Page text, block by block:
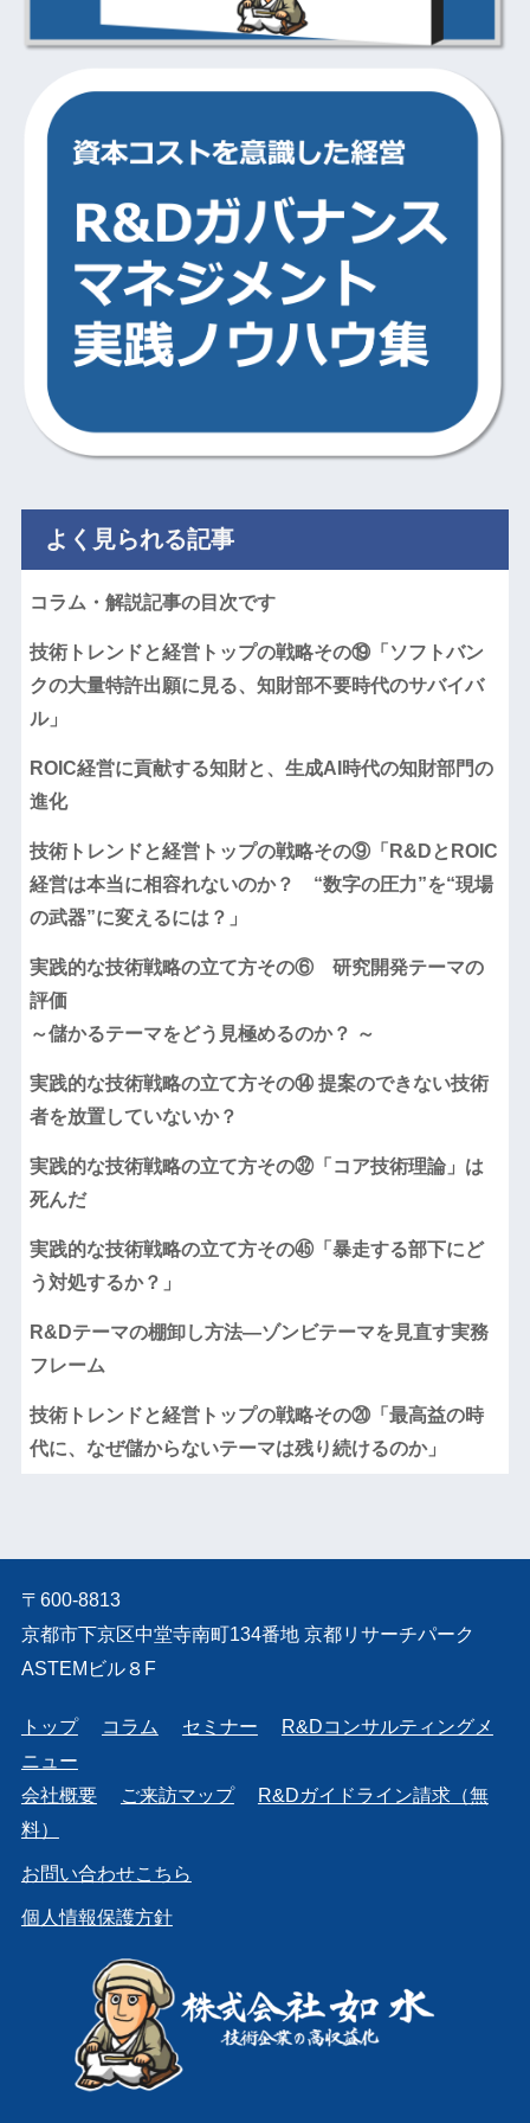
よく見られる記事
コラム・解説記事の目次です
技術トレンドと経営トップの戦略その⑲「ソフトバン
クの大量特許出願に見る、知財部不要時代のサバイバ
ル」
ROIC経営に貢献する知財と、生成AI時代の知財部門の
進化
技術トレンドと経営トップの戦略その⑨「R&DとROIC
経営は本当に相容れないのか？ “数字の圧力”を“現場
の武器”に変えるには？」
実践的な技術戦略の立て方その⑥ 研究開発テーマの
評価
～儲かるテーマをどう見極めるのか？ ～
実践的な技術戦略の立て方その⑭ 提案のできない技術
者を放置していないか？
実践的な技術戦略の立て方その㉜「コア技術理論」は
死んだ
実践的な技術戦略の立て方その㊺「暴走する部下にど
う対処するか？」
R&Dテーマの棚卸し方法―ゾンビテーマを見直す実務
フレーム
技術トレンドと経営トップの戦略その⑳「最高益の時
代に、なぜ儲からないテーマは残り続けるのか」
〒600-8813
京都市下京区中堂寺南町134番地 京都リサーチパーク
ASTEMビル８F
トップ コラム セミナー
R&Dコンサルティングメ
ニュー
会社概要
ご来訪マップ
R&Dガイドライン請求（無
料）
お問い合わせこちら
個人情報保護方針